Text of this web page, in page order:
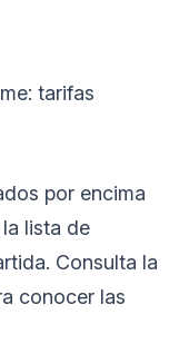
tarifas
por encima
lista de
Consulta la
conocer las